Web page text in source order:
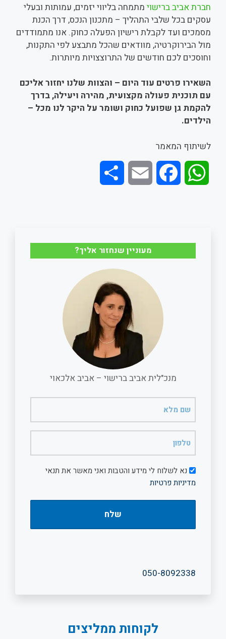
חברת אביב ברישוי מתמחה בליווי יזמים, עמותות ובעלי
עסקים בכל שלבי התהליך – מתכנון הנכס, דרך הכנת
מסמכים ועד לקבלת רישיון הפעלה כחוק. אנו מתמודדים
מול הבירוקרטיה, מוודאים שהכל מתבצע לפי התקנות,
וחוסכים לכם חודשים של התרוצצויות מיותרות.
השאירו פרטים עוד היום – והצוות שלנו יחזור אליכם
עם תוכנית פעולה מקצועית, מהירה ויעילה, בדרך
להקמת גן שפועל כחוק ושומר על היקר לנו מכל –
הילדים.
לשיתוף המאמר
t
e
o
k
i
l
r
e
מעוניין שנחזור אליך?
מנכ"לית אביב ברישוי – אביב אלכאוי
מלא
דיוורנא לשלוח לי מידע והטבות ואני מאשר את תנאי
מדיניות פרטיות
050-8092338
לקוחות ממליצים